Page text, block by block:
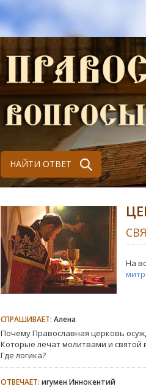
НАЙТИ ОТВЕТ
На
СПРАШИВАЕТ: Алена
Почему Православная церковь
Которые лечат молитвами и
Где логика?
ОТВЕЧАЕТ: игумен Иннокентий